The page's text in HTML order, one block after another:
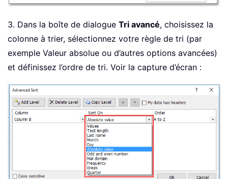
3. Dans la boîte de dialogue Tri avancé, choisissez la
colonne à trier, sélectionnez votre règle de tri (par
exemple Valeur absolue ou d’autres options avancées)
et définissez l’ordre de tri. Voir la capture d’écran :